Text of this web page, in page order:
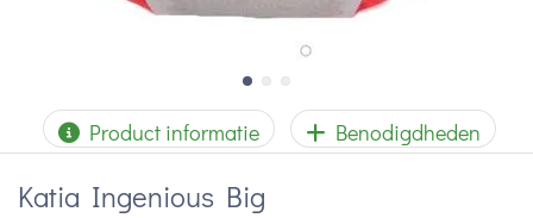
Product informatie Benodigdheden
Katia Ingenious Big